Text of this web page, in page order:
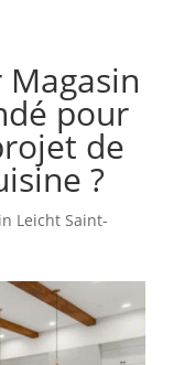
pour
de
?
Leicht Saint-